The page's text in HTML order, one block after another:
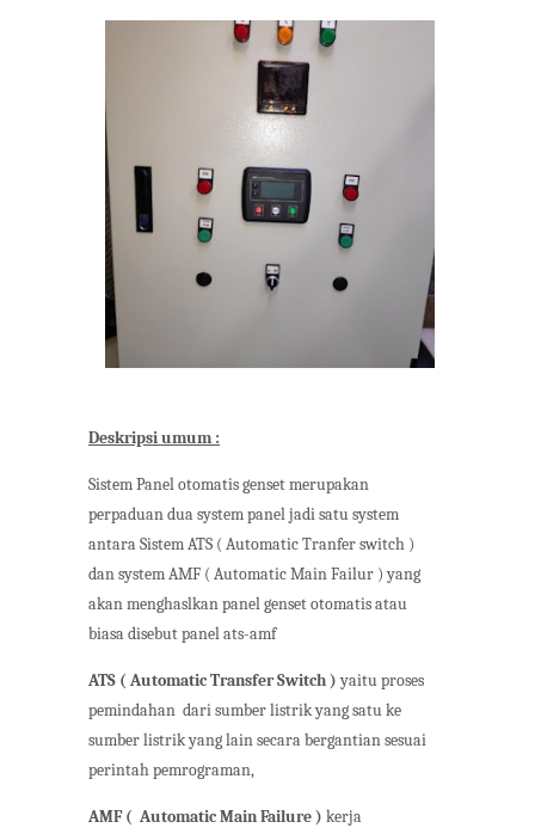
Deskripsi umum :
Sistem Panel otomatis genset merupakan
perpaduan dua system panel jadi satu system
antara Sistem ATS ( Automatic Tranfer switch )
dan system AMF ( Automatic Main Failur ) yang
akan menghaslkan panel genset otomatis atau
biasa disebut panel ats-amf
ATS ( Automatic Transfer Switch )yaitu proses
pemindahan dari sumber listrik yang satu ke
sumber listrik yang lain secara bergantian sesuai
perintah pemrograman,
AMF ( Automatic Main Failure ) kerja